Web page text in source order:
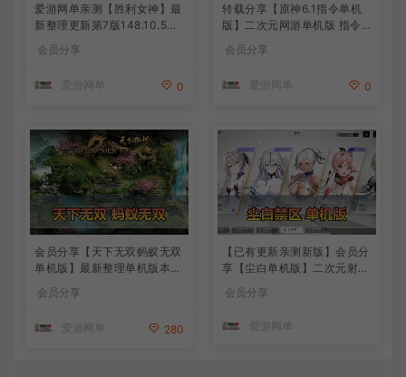
爱游网单亲测【胜利女神】最
新整理更新第7版148.10.5NI
活动148版本官服GM可无限
频安装教学
会员分享
爱游网单 0
转载分享【原神6.1指令单机
版】二次元网游单机版 指令
背包 抽卡 商店 MOD 未亲测
会员分享
爱游网单 0
会员分享【天下无双蚂蚁无双
单机版】最新整理单机版本
带GM命令后台 武侠怀旧网游
免虚拟机一键端 配套视频教
会员分享
爱游网单 280
【已有更新亲测新版】会员分
享【尘白单机版】二次元射击
类网游单机版一键端
会员分享
爱游网单